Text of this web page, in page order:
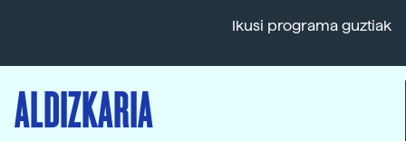
Ikusi programa guztiak
ALDIZKARIA